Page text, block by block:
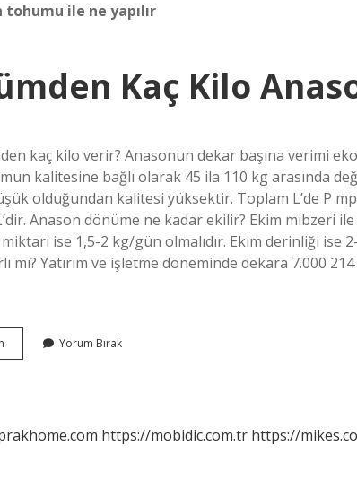
tohumu ile ne yapılır
Kaç Kilo
kaç kilo verir? Anasonun dekar başına verimi
kalitesine bağlı olarak 45 ila 110 kg arasında
olduğundan kalitesi yüksektir. Toplam L’de P
Anason dönüme ne kadar ekilir? Ekim mibzeri ile
ise 1,5-2 kg/gün olmalıdır. Ekim derinliği ise
mı? Yatırım ve işletme döneminde dekara 7.000
Dönümden
Yorum Bırak
https://mobidic.com.tr https://